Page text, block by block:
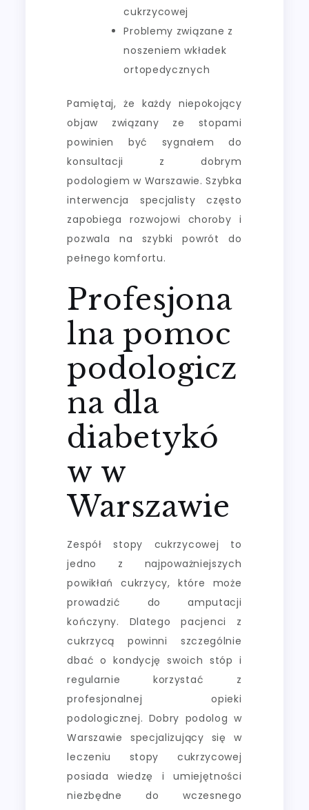
cukrzycowej
Problemy związane z
noszeniem wkładek
ortopedycznych
Pamiętaj, że każdy niepokojący
objaw związany ze stopami
powinien być sygnałem do
konsultacji z dobrym
podologiem w Warszawie. Szybka
interwencja specjalisty często
zapobiega rozwojowi choroby i
pozwala na szybki powrót do
pełnego komfortu.
Profesjona
lna pomoc
podologicz
na dla
diabetykó
w w
Warszawie
Zespół stopy cukrzycowej to
jedno z najpoważniejszych
powikłań cukrzycy, które może
prowadzić do amputacji
kończyny. Dlatego pacjenci z
cukrzycą powinni szczególnie
dbać o kondycję swoich stóp i
regularnie korzystać z
profesjonalnej opieki
podologicznej. Dobry podolog w
Warszawie specjalizujący się w
leczeniu stopy cukrzycowej
posiada wiedzę i umiejętności
niezbędne do wczesnego